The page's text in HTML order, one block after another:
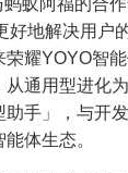
蚁阿福的合
好地解决用户
耀YOYO智
从通用型进化
助手」，与开
体生态。